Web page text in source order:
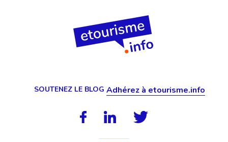
SOUTENEZ LE BLOG Adhérez à etourisme.info